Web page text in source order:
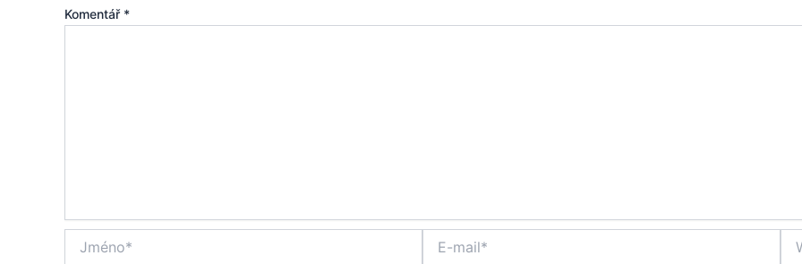
Komentář *
mail*